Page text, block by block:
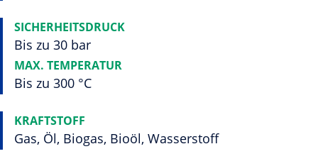
SICHERHEITSDRUCK
Bis zu 30 bar
MAX. TEMPERATUR
Bis zu 300 °C
KRAFTSTOFF
Gas, Öl, Biogas, Bioöl, Wasserstoff